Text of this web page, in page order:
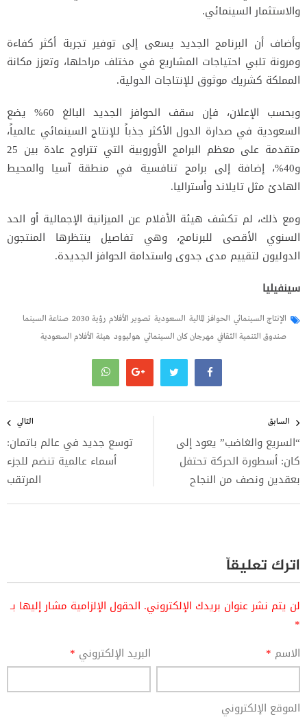
والاستثمار السينمائي.
وأضاف أن البرنامج الجديد يسعى إلى توفير تجربة أكثر كفاءة
ومرونة تلبي احتياجات المشاريع في مختلف مراحلها، وتعزز مكانة
المملكة كشريك موثوق للإنتاجات الدولية.
وبحسب الإعلان، فإن سقف الحوافز الجديد البالغ 60% يضع
السعودية في صدارة الدول الأكثر جذباً للإنتاج السينمائي عالمياً،
متقدمة على معظم البرامج الأوروبية التي تتراوح عادة بين 25
و40%، إضافة إلى برامج تنافسية في منطقة آسيا والمحيط
الهادئ مثل تايلاند وأستراليا.
ومع ذلك، لم تكشف هيئة الأفلام عن الميزانية الإجمالية أو الحد
السنوي الأقصى للبرنامج، وهي تفاصيل ينتظرها المنتجون
الدوليون لتقييم مدى جدوى واستدامة الحوافز الجديدة.
سينفيليا
الإنتاج السينمائي الحوافز المالية السعودية تصوير الأفلام رؤية 2030
صناعة السينما
صندوق التنمية الثقافي مهرجان كان السينمائي هوليوود هيئة الأفلام السعودية
المقالات
السابق
“السريع والغاضب” يعود إلى
كان: أسطورة الحركة تحتفل
بعقدين ونصف من النجاح
التالي
توسع جديد في عالم باتمان:
أسماء عالمية تنضم للجزء
المرتقب
اترك تعليقاً
لن يتم نشر عنوان بريدك الإلكتروني. الحقول الإلزامية مشار إليها بـ
*
الاسم * البريد الإلكتروني *
الموقع الإلكتروني